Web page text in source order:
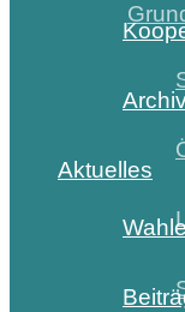
Aktuelles